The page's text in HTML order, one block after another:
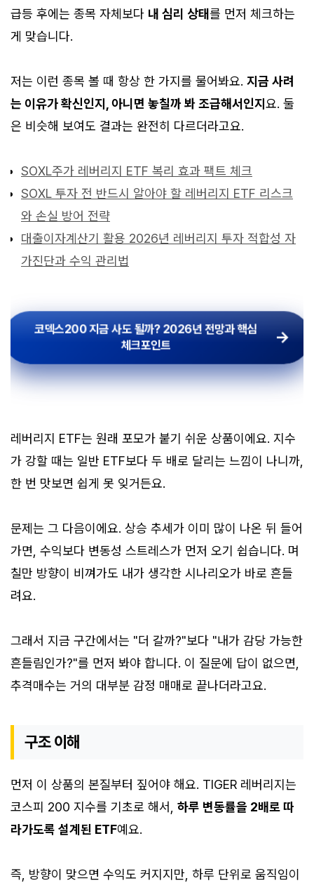
급등 후에는 종목 자체보다 내 심리 상태를 먼저 체크하는
게 맞습니다.
저는 이런 종목 볼 때 항상 한 가지를 물어봐요. 지금 사려
는 이유가 확신인지, 아니면 놓칠까 봐 조급해서인지 요. 둘
은 비슷해 보여도 결과는 완전히 다르더라고요.
SOXL주가 레버리지 ETF 복리 효과 팩트 체크
SOXL 투자 전 반드시 알아야 할 레버리지 ETF 리스크
와 손실 방어 전략
대출이자계산기 활용 2026년 레버리지 투자 적합성 자
가진단과 수익 관리법
코덱스200 지금 사도 될까? 2026년 전망과 핵심
체크포인트
코덱스200 지금 사도 될까? 2026년 전망과 핵심
체크포인트
레버리지 ETF는 원래 포모가 붙기 쉬운 상품이에요. 지수
가 강할 때는 일반 ETF보다 두 배로 달리는 느낌이 나니까,
한 번 맛보면 쉽게 못 잊거든요.
문제는 그 다음이에요. 상승 추세가 이미 많이 나온 뒤 들어
가면, 수익보다 변동성 스트레스가 먼저 오기 쉽습니다. 며
칠만 방향이 비껴가도 내가 생각한 시나리오가 바로 흔들
려요.
그래서 지금 구간에서는 "더 갈까?"보다 "내가 감당 가능한
흔들림인가?"를 먼저 봐야 합니다. 이 질문에 답이 없으면,
추격매수는 거의 대부분 감정 매매로 끝나더라고요.
구조 이해
먼저 이 상품의 본질부터 짚어야 해요. TIGER 레버리지는
코스피 200 지수를 기초로 해서, 하루 변동률을 2배로 따
라가도록 설계된 ETF예요.
즉, 방향이 맞으면 수익도 커지지만, 하루 단위로 움직임이